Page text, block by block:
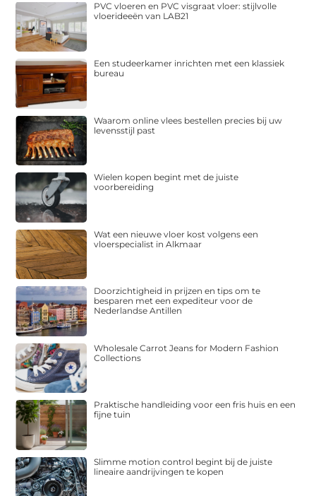
PVC vloeren en PVC visgraat vloer: stijlvolle
vloerideeën van LAB21
Een studeerkamer inrichten met een klassiek
bureau
Waarom online vlees bestellen precies bij uw
levensstijl past
Wielen kopen begint met de juiste
voorbereiding
Wat een nieuwe vloer kost volgens een
vloerspecialist in Alkmaar
Doorzichtigheid in prijzen en tips om te
besparen met een expediteur voor de
Nederlandse Antillen
Wholesale Carrot Jeans for Modern Fashion
Collections
Praktische handleiding voor een fris huis en een
fijne tuin
Slimme motion control begint bij de juiste
lineaire aandrijvingen te kopen